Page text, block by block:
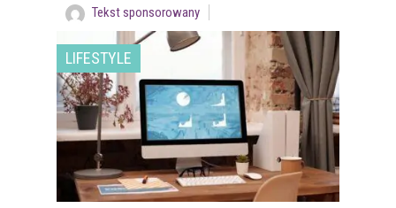
Tekst sponsorowany
LIFESTYLE